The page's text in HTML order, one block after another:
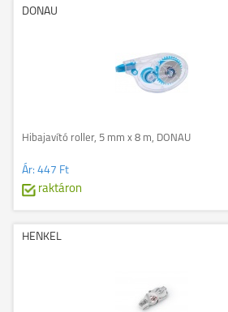
DONAU
Hibajavító roller, 5 mm x 8 m, DONAU
Ár:447 Ft
raktáron
HENKEL